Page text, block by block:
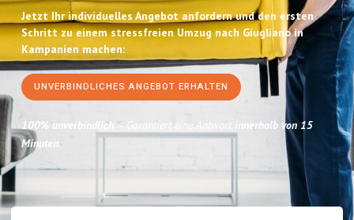
Jetzt Ihr individuelles Angebot anfordern und den ersten
Schritt zu einem stressfreien Umzug nach Giugliano in
Kampanien machen:
UNVERBINDLICHES ANGEBOT ERHALTEN
100% unverbindlich – Garantiert eine Antwort
innerhalb von 15
Minuten.